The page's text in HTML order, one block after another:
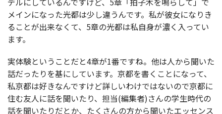
メインになった光都は少し違うんです。私が彼女になりき
ることが出来なくて、5章の光都は私自身が濃く入ってい
ます。
実体験ということだと4章が1番ですね。他は人から聞いた
話だったりを基にしています。京都を書くことになって、
私京都は好きなんですけど詳しいわけではないので京都に
住む友人に話を聞いたり、担当(編集者)さんの学生時代の
話を聞いたりだとか、たくさんの方から聞いたエッセンス